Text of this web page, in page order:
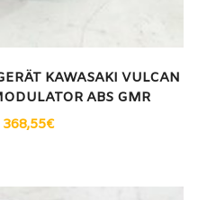
KAWASAKI VULCAN
ABS GMR
368,55€